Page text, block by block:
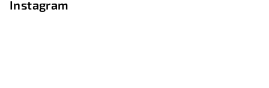
Instagram